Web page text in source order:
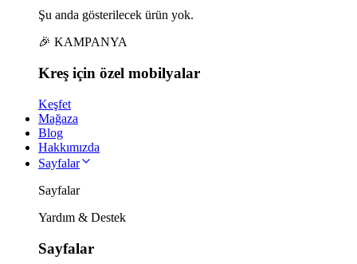
Şu anda gösterilecek ürün yok.
🎉 KAMPANYA
Kreş için özel mobilyalar
Keşfet
Mağaza
Blog
Hakkımızda
Sayfalar
Sayfalar
Yardım & Destek
Sayfalar